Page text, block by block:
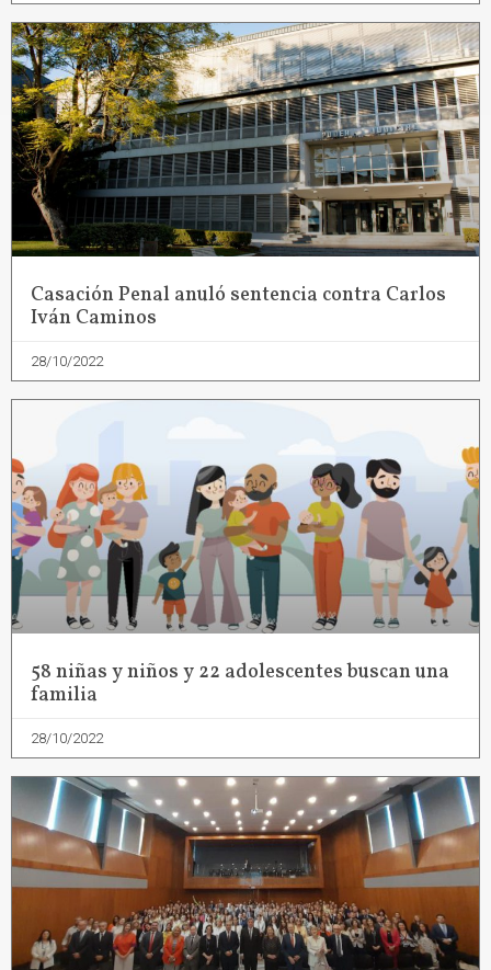
Casación Penal anuló sentencia contra Carlos
Iván Caminos
28/10/2022
58 niñas y niños y 22 adolescentes buscan una
familia
28/10/2022